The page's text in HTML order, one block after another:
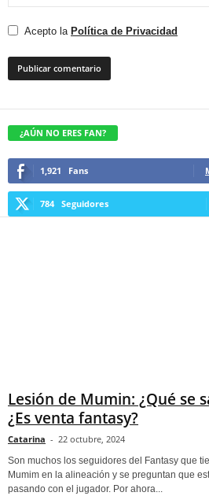
Acepto la Política de Privacidad
¿AÚN NO ERES FAN?
1,921 Fans
784 Seguidores
Lesión de Mumin: ¿Qué se
¿Es venta fantasy?
Catarina - 22 octubre, 2024
Son muchos los seguidores del Fantasy que
Mumim en la alineación y se preguntan que
pasando con el jugador. Por ahora...